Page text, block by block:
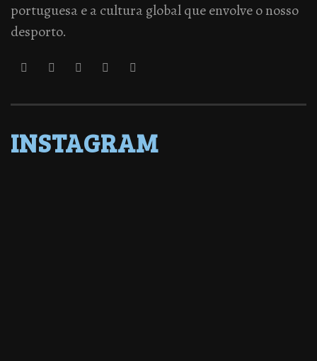
portuguesa e a cultura global que envolve o nosso
desporto.
INSTAGRAM